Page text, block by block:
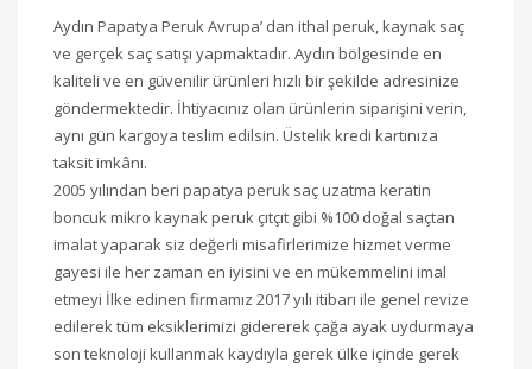
Aydın Papatya Peruk Avrupa’ dan ithal peruk, kaynak saç
ve gerçek saç satışı yapmaktadır. Aydın bölgesinde en
kaliteli ve en güvenilir ürünleri hızlı bir şekilde adresinize
göndermektedir. İhtiyacınız olan ürünlerin siparişini verin,
aynı gün kargoya teslim edilsin. Üstelik kredi kartınıza
taksit imkânı.
2005 yılından beri papatya peruk saç uzatma keratin
boncuk mikro kaynak peruk çıtçıt gibi %100 doğal saçtan
imalat yaparak siz değerli misafirlerimize hizmet verme
gayesi ile her zaman en iyisini ve en mükemmelini imal
etmeyi İlke edinen firmamız 2017 yılı itibarı ile genel revize
edilerek tüm eksiklerimizi gidererek çağa ayak uydurmaya
son teknoloji kullanmak kaydıyla gerek ülke içinde gerek